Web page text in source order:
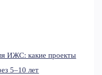
ИЖС: какие проекты
5–10 лет